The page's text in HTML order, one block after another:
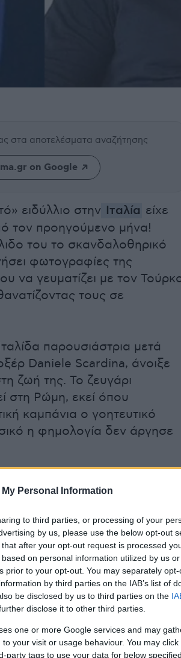
Personal Information
to third parties, or processing of your
by us, please use the below opt-out
after your opt-out request is processed
on personal information utilized by us
prior to your opt-out. You may separately
by third parties on the IAB’s list of
be disclosed by us to third parties on the
disclose it to other third parties.
one or more Google services and may
your visit or usage behaviour. You may
party tags to use your data for below
στα αποτελέσματα αναζήτησης
on Google
ειδύλλιο στην Ιταλία είχε
τον προηγούμενο μήνα!
του το σκανδαλοθηρικό
φωτογραφίες της
να γευματίζει με τον
τους σε
παρουσιάστρια μετά
Daniele Scardina, άνοιξε
ζωή της. Το ζευγάρι
στη Ρώμη, εκεί όπου
καμπάνια ο γοητευτικό
η φημολογία δεν άργησε